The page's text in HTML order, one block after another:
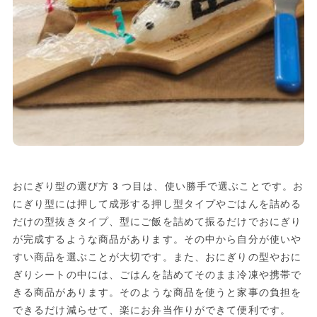
おにぎり型の選び方3つ目は、使い勝手で選ぶことです。お
にぎり型には押して成形する押し型タイプやごはんを詰める
だけの型抜きタイプ、型にご飯を詰めて振るだけでおにぎり
が完成するような商品があります。その中から自分が使いや
すい商品を選ぶことが大切です。また、おにぎりの型やおに
ぎりシートの中には、ごはんを詰めてそのまま冷凍や携帯で
きる商品があります。そのような商品を使うと家事の負担を
できるだけ減らせて、楽にお弁当作りができて便利です。